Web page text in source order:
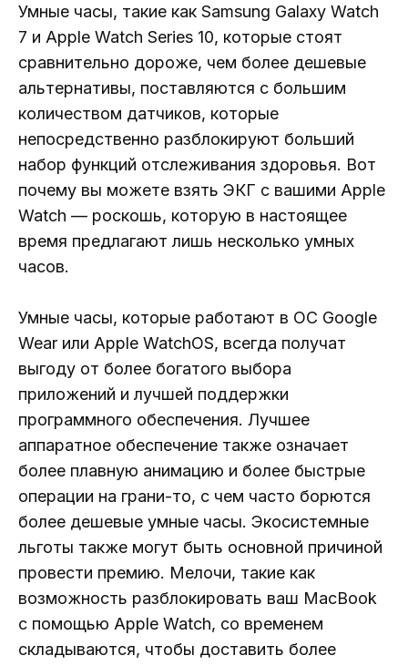
Умные часы, такие как Samsung Galaxy Watch
7 и Apple Watch Series 10, которые стоят
сравнительно дороже, чем более дешевые
альтернативы, поставляются с большим
количеством датчиков, которые
непосредственно разблокируют больший
набор функций отслеживания здоровья. Вот
почему вы можете взять ЭКГ с вашими Apple
Watch — роскошь, которую в настоящее
время предлагают лишь несколько умных
часов.
Умные часы, которые работают в ОС Google
Wear или Apple WatchOS, всегда получат
выгоду от более богатого выбора
приложений и лучшей поддержки
программного обеспечения. Лучшее
аппаратное обеспечение также означает
более плавную анимацию и более быстрые
операции на грани-то, с чем часто борются
более дешевые умные часы. Экосистемные
льготы также могут быть основной причиной
провести премию. Мелочи, такие как
возможность разблокировать ваш MacBook
с помощью Apple Watch, со временем
складываются, чтобы доставить более